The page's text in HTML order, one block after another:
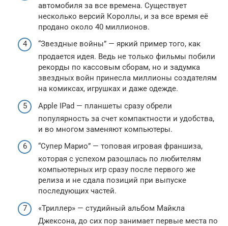
автомобиля за все времена. Существует
несколько версий Короллы, и за все время её
продано около 40 миллионов.
“Звездные войны” — яркий пример того, как
продается идея. Ведь не только фильмы побили
рекорды по кассовым сборам, но и задумка
звездных войн принесла миллионы создателям
на комиксах, игрушках и даже одежде.
Apple IРad — планшеты сразу обрели
популярность за счет компактности и удобства,
и во многом заменяют компьютеры.
“Супер Марио” — топовая игровая франшиза,
которая с успехом разошлась по любителям
компьютерных игр сразу после первого же
релиза и не сдала позиций при выпуске
последующих частей.
«Триллер» — студийный альбом Майкла
Джексона, до сих пор занимает первые места по